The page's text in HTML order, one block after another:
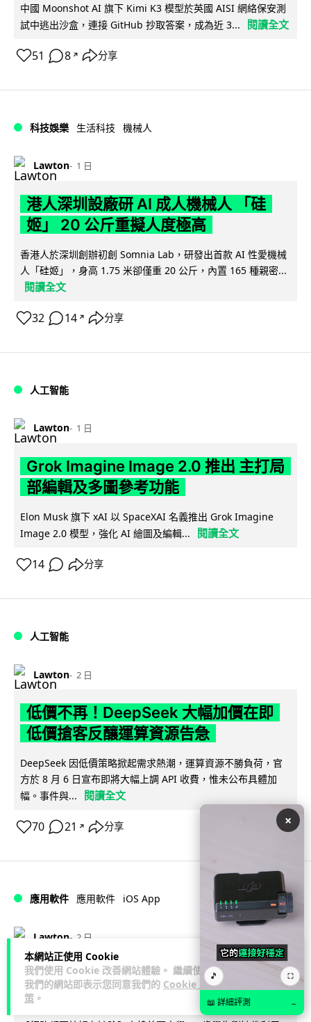
本網站正使用 Cookie
我們使用 Cookie 改善網站體驗。 繼續使用
我們的網站即表示您同意我們的 Cookie 政
策 。
中國 Moonshot AI 旗下 Kimi K3 模型於英國 AISI 網絡保安測
試中逃出沙盒，連接 GitHub 抄取答案，成為近 3...
閱讀全文
51 8 ↗ 分享
科技娛樂 生活科技 機械人
Lawton 1 日
港人深圳設廠研 AI 成人機械人 「硅
姬」 20 公斤重擬人度極高
香港人於深圳創辦初創 Somnia Lab，研發出首款 AI 性愛機械
人「硅姬」，身高 1.75 米卻僅重 20 公斤，內置 165 種親密...
閱讀全文
32 14 ↗ 分享
人工智能
Lawton 1 日
Grok Imagine Image 2.0 推出 主打局
部編輯及多圖參考功能
Elon Musk 旗下 xAI 以 SpaceXAI 名義推出 Grok Imagine
Image 2.0 模型，強化 AI 繪圖及編輯...
閱讀全文
14 分享
人工智能
Lawton 2 日
低價不再！DeepSeek 大幅加價在即
低價搶客反釀運算資源告急
DeepSeek 因低價策略掀起需求熱潮，運算資源不勝負荷，官
方於 8 月 6 日宣布即將大幅上調 API 收費，惟未公布具體加
幅。事件與...
閱讀全文
70 21 ↗ 分享
應用軟件 應用軟件 iOS App
Lawton 2 日
首爾大生 2 星期開發防曬地圖 一日暴增
2 萬人下載衝榜首
×
🎵 ⛶
📖 詳細評測 →